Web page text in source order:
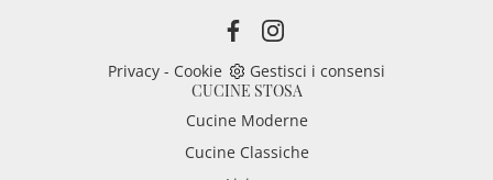
Privacy - Cookie
Gestisci i consensi
CUCINE STOSA
Cucine Moderne
Cucine Classiche